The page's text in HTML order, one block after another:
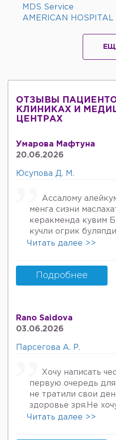
MDS Service
AMERICAN HOSPITAL
ОТЗЫВЫ
КЛИНИКАХ И
ЦЕНТРАХ
Умарова Мафтуна
20.06.2026
Юсупова Д. М.
Ассалому
менга сизни
керакменда кувим
кучли огрик
онкологов уролога
куйдирдик лекин
охири вирус
келяпман шунинг
Беринг 34га кирдим
хурмат Билан
Читать далее >>
Подробнее
Rano Saidova
03.06.2026
Парсегова А. Р.
Хочу написать
первую очередь
не тратили свои
здоровье зря.Не
пережил то, что
врачебной этике и
Читать далее >>